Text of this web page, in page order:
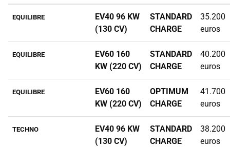
EQUILIBRE
EV40 96 KW
(130 CV)
STANDARD
CHARGE
35.200
euros
EQUILIBRE
EV60 160
KW (220 CV)
STANDARD
CHARGE
40.200
euros
EQUILIBRE
EV60 160
KW (220 CV)
OPTIMUM
CHARGE
41.700
euros
TECHNO
EV40 96 KW
(130 CV)
STANDARD
CHARGE
38.200
euros